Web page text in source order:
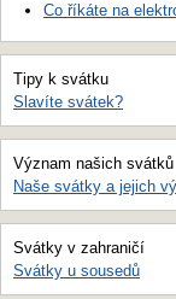
Co říkáte na
Tipy k svátku
Slavíte svátek?
Význam našich svátků
Naše svátky a jejich
Svátky v zahraničí
Svátky u sousedů